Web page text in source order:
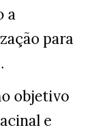
a
para
objetivo
e